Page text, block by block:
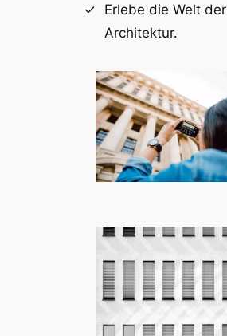
Erlebe die Welt der
Architektur.